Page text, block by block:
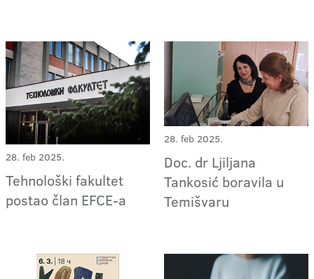
28. feb 2025.
Tehnološki fakultet
postao član EFCE-a
28. feb 2025.
Doc. dr Ljiljana
Tankosić boravila u
Temišvaru